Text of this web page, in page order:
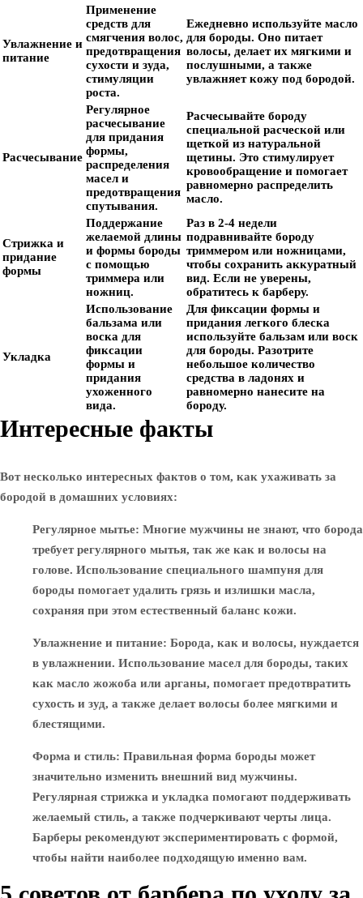
Увлажнение и
питание
Применение
средств для
смягчения волос,
предотвращения
сухости и зуда,
стимуляции
роста.
Ежедневно используйте масло
для бороды. Оно питает
волосы, делает их мягкими и
послушными, а также
увлажняет кожу под бородой.
Расчесывание
Регулярное
расчесывание
для придания
формы,
распределения
масел и
предотвращения
спутывания.
Расчесывайте бороду
специальной расческой или
щеткой из натуральной
щетины. Это стимулирует
кровообращение и помогает
равномерно распределить
масло.
Стрижка и
придание
формы
Поддержание
желаемой длины
и формы бороды
с помощью
триммера или
ножниц.
Раз в 2-4 недели
подравнивайте бороду
триммером или ножницами,
чтобы сохранить аккуратный
вид. Если не уверены,
обратитесь к барберу.
Укладка
Использование
бальзама или
воска для
фиксации
формы и
придания
ухоженного
вида.
Для фиксации формы и
придания легкого блеска
используйте бальзам или воск
для бороды. Разотрите
небольшое количество
средства в ладонях и
равномерно нанесите на
бороду.
Интересные факты
Вот несколько интересных фактов о том, как ухаживать за
бородой в домашних условиях:
Регулярное мытье: Многие мужчины не знают, что борода
требует регулярного мытья, так же как и волосы на
голове. Использование специального шампуня для
бороды помогает удалить грязь и излишки масла,
сохраняя при этом естественный баланс кожи.
Увлажнение и питание: Борода, как и волосы, нуждается
в увлажнении. Использование масел для бороды, таких
как масло жожоба или арганы, помогает предотвратить
сухость и зуд, а также делает волосы более мягкими и
блестящими.
Форма и стиль: Правильная форма бороды может
значительно изменить внешний вид мужчины.
Регулярная стрижка и укладка помогают поддерживать
желаемый стиль, а также подчеркивают черты лица.
Барберы рекомендуют экспериментировать с формой,
чтобы найти наиболее подходящую именно вам.